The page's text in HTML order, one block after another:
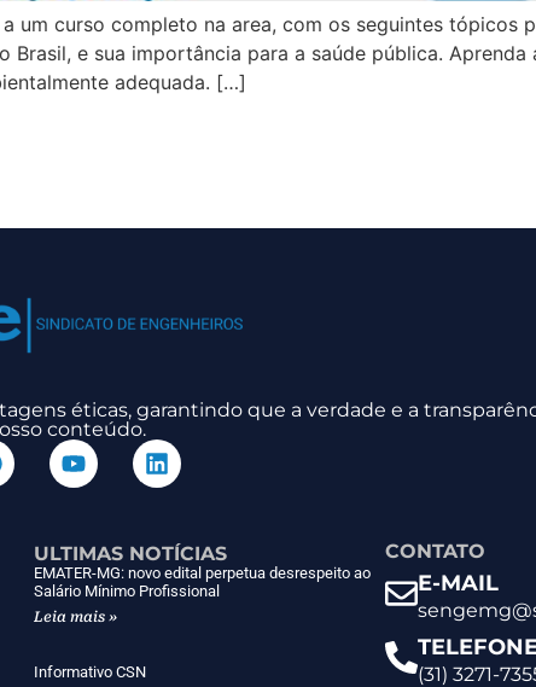
um curso completo na area, com os seguintes tópicos
e sua importância para a saúde pública. Aprenda
adequada. […]
éticas, garantindo que a verdade e a
conteúdo.
ULTIMAS NOTÍCIAS
EMATER-MG: novo edital perpetua desrespeito ao
Salário Mínimo Profissional
Leia mais »
Informativo CSN
CONTATO
E-MAIL
(31) 3271-